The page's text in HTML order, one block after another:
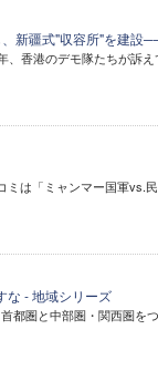
新疆式"収容所"を建設
香港のデモ隊たちが訴
ミは「ミャンマー国軍vs.
な - 地域シリーズ
都圏と中部圏・関西圏を